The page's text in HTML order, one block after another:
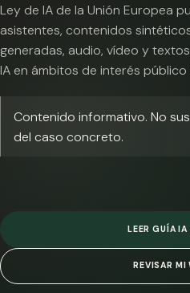
Ley de IA de la Unión Europea
asistentes, contenidos
generadas, audio, vídeo y
IA en ámbitos de interés
Contenido informativo. No
del caso concreto.
LEER GUÍA
REVISAR MI